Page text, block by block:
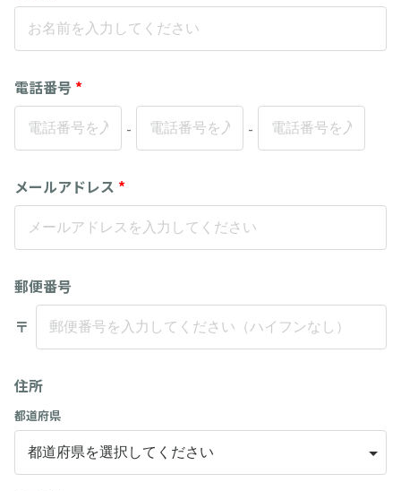
電話番号 *
-
-
メールアドレス *
郵便番号
〒
住所
都道府県